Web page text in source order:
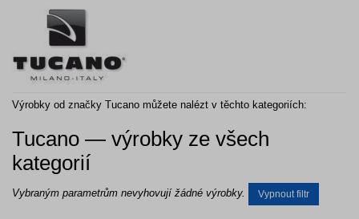
Výrobky od značky Tucano můžete nalézt v těchto kategoriích:
Tucano — výrobky ze všech
kategorií
Vybraným parametrům nevyhovují žádné výrobky. Vypnout filtr